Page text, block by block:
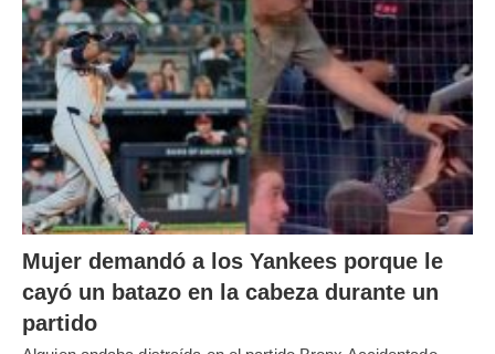
Mujer demandó a los Yankees porque le
cayó un batazo en la cabeza durante un
partido